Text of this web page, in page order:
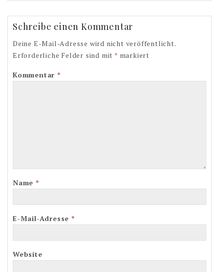
Schreibe einen Kommentar
Deine E-Mail-Adresse wird nicht veröffentlicht.
Erforderliche Felder sind mit * markiert
Kommentar*
Name *
E-Mail-Adresse*
Website